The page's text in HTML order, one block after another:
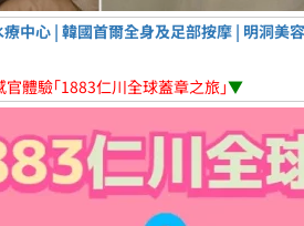
中心 | 韓國首爾全身及足部按摩 | 明洞美
官體驗「1883仁川全球蓋章之旅」▼